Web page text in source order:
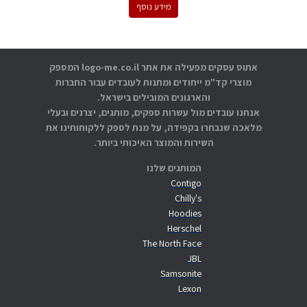
מידע נוסף
המותגים שלנו
Contigo
Chilly's
Hoodies
Herschel
The North Face
JBL
Samsonite
Lexon
אתוס עסקים מפעילה את אתר logo-me.co.il המספק
מוצרי קד"מ ייחודים ומתנות לעובדים עבור החברות
והארגונים המובילים בישראל.
אנחנו עובדים מול עשרות ספקים, מותגים, יצרנים ובעלי
מלאכה שנבחרו בקפידה, על מנת לספק ללקוחותינו את
השירות והמוצר האיכותי ביותר.